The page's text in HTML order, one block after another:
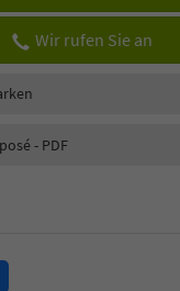
Wir rufen Sie an
- PDF